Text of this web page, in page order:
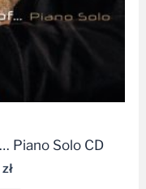
Piano Solo CD
zł